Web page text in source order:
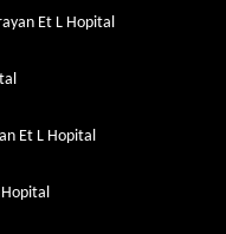
Et L Hopital
Et L Hopital